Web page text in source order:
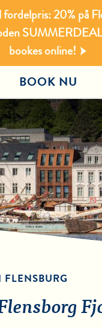
20% på
bookes online!
BOOK NU